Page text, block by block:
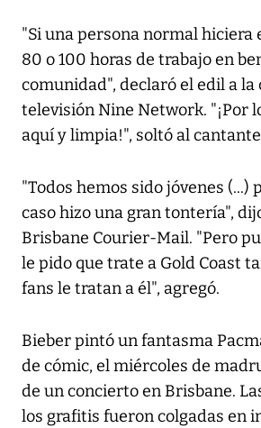
"Si una persona normal hiciera
80 o 100 horas de trabajo en
comunidad", declaró el edil a la
televisión Nine Network. "¡Por
aquí y limpia!", soltó al
"Todos hemos sido jóvenes (...)
caso hizo una gran tontería",
Brisbane Courier-Mail. "Pero
le pido que trate a Gold Coast
fans le tratan a él", agregó.
Bieber pintó un fantasma
de cómic, el miércoles de
de un concierto en Brisbane.
los grafitis fueron colgadas en